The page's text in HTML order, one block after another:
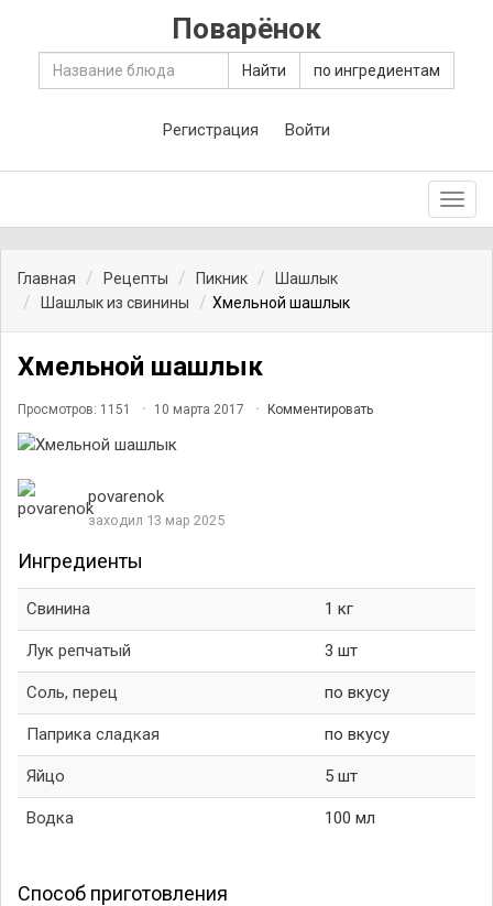
Поварёнок
Найти по ингредиентам
Регистрация Войти
Главная Рецепты Пикник
Шашлык
Шашлык из свинины
Хмельной шашлык
Хмельной шашлык
Просмотров: 1151 10 марта 2017 Комментировать
povarenok
заходил 13 мар 2025
Ингредиенты
Свинина 1 кг
Лук репчатый 3 шт
Соль, перец по вкусу
Паприка сладкая по вкусу
Яйцо 5 шт
Водка 100 мл
Способ приготовления